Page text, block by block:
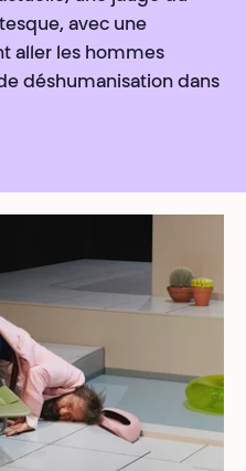
avec une
aller les hommes
déshumanisation dans